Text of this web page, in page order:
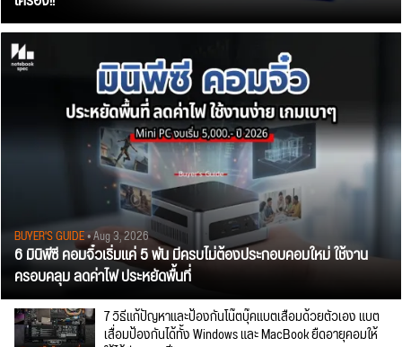
BUYER'S GUIDE• Aug 3, 2026
6 มินิพีซี คอมจิ๋วเริ่มแค่ 5 พัน มีครบไม่ต้องประกอบคอมใหม่ ใช้งาน
ครอบคลุม ลดค่าไฟ ประหยัดพื้นที่
7 วิธีแก้ปัญหาและป้องกันโน๊ตบุ๊คแบตเสื่อมด้วยตัวเอง แบต
เสื่อมป้องกันได้ทั้ง Windows และ MacBook ยืดอายุคอมให้